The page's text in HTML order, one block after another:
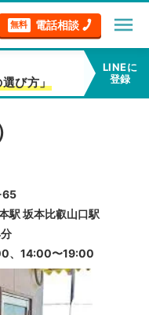
無料 電話相談 menu
び方」
LINEに
登録
65
駅 坂本比叡山口駅
、14:00〜19:00